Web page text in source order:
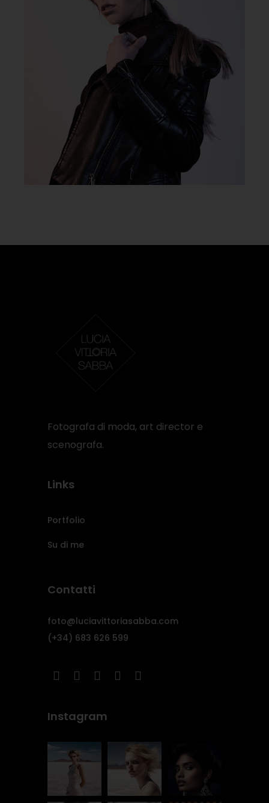
Fotografa di moda, art director e
scenografa.
Links
Portfolio
Su di me
Contatti
foto@luciavittoriasabba.com
(+34) 683 626 599
Instagram